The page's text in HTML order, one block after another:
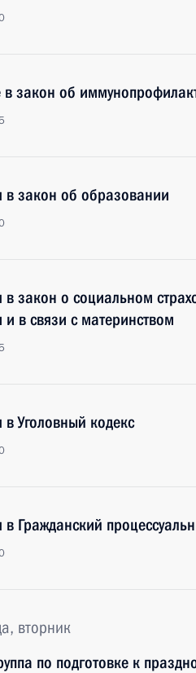
закон об
закон об образовании
закон о социальном
и в связи с материнством
Уголовный кодекс
Гражданский
вторник
по подготовке к